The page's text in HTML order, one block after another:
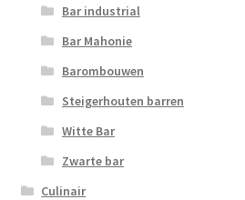
Bar industrial
Bar Mahonie
Barombouwen
Steigerhouten barren
Witte Bar
Zwarte bar
Culinair